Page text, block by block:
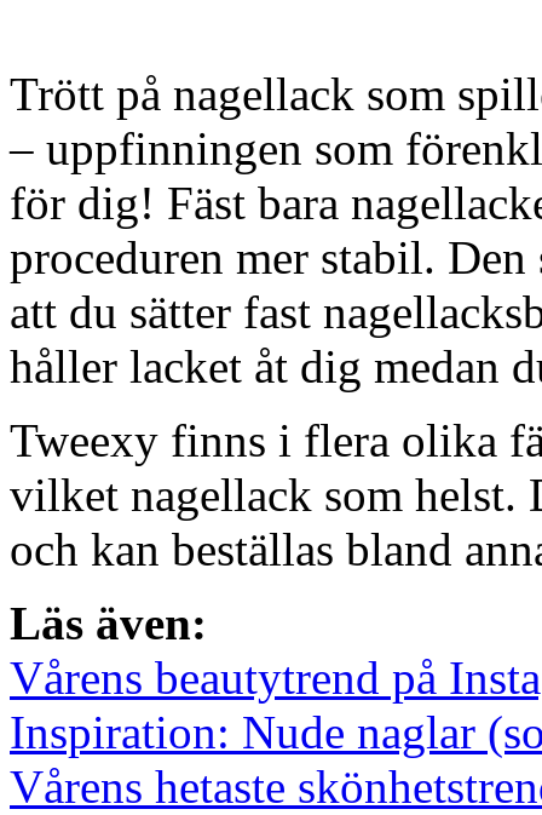
Trött på nagellack som
– uppfinningen som
för dig! Fäst bara
proceduren mer stabil.
att du sätter fast
håller lacket åt dig medan
Tweexy finns i flera olika
vilket nagellack som helst.
och kan beställas bland
Läs även:
Vårens beautytrend på
Inspiration: Nude naglar
Vårens hetaste